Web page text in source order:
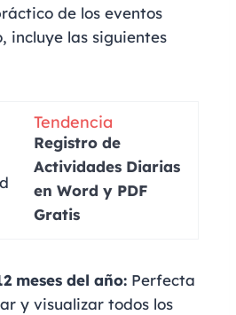
de los eventos
incluye las siguientes
Tendencia
Registro de
Actividades Diarias
en Word y PDF
Gratis
meses del año: Perfecta
y visualizar todos los